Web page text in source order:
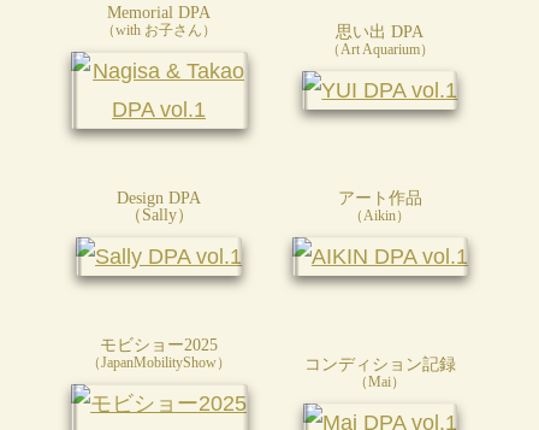
Memorial DPA
（with お子さん） 思い出 DPA
（Art Aquarium）
Design DPA
（Sally）
アート作品
（Aikin）
モビショー2025
（JapanMobilityShow） コンディション記録
（Mai）